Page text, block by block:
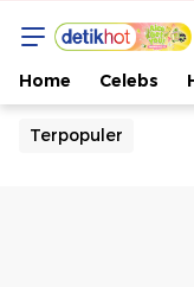
Home Celebs
Terpopuler